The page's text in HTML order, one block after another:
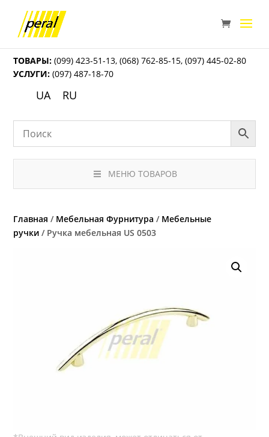
ТОВАРЫ: (099) 423-51-13,(068) 762-85-15,(097) 445-02-80
УСЛУГИ: (097) 487-18-70
UA RU
МЕНЮ ТОВАРОВ
Главная / Мебельная Фурнитура / Мебельные
ручки / Ручка мебельная US 0503